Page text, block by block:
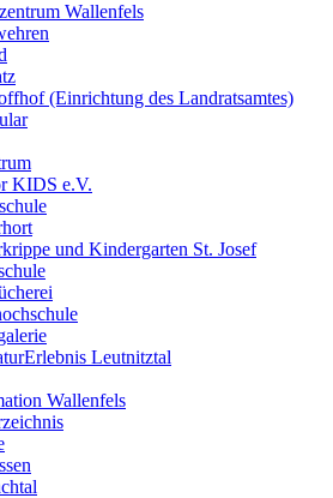
Wallenfels
(Einrichtung des Landratsamtes)
KIDS e.V.
und Kindergarten St. Josef
Leutnitztal
Wallenfels